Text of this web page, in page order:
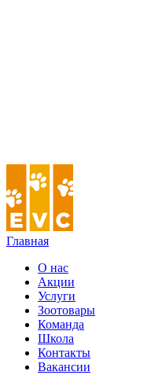
Главная
О нас
Акции
Услуги
Зоотовары
Команда
Школа
Контакты
Вакансии